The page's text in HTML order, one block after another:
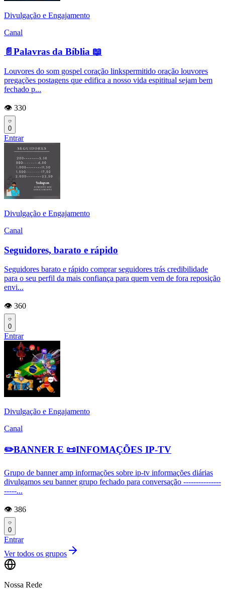
Divulgação e Engajamento
Canal
📄Palavras da Bíblia 📖
Louvores do som gospel coração linkspermitido oração louvores
pregações postagens que edifica a nosso vida espititual sejam bem
fechado p...
👁️ 330
0
Entrar
Divulgação e Engajamento
Canal
Seguidores, barato e rápido
Seguidores barato e rápido comprar seguidores trás credibilidade
para o seu perfil da mais confiança para quem vem de fora reposição
envi...
👁️ 360
0
Entrar
Divulgação e Engajamento
Canal
✏️BANNER E 📜INFOMAÇÕES IP-TV
Grupo de banner amp informações sobre ip-tv informações diárias
divulgamos seu banner grupo fechado para conversação ---------------
-----...
👁️ 386
0
Entrar
Ver todos os grupos
Nossa Rede